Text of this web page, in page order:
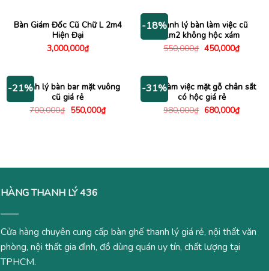
Bàn Giám Đốc Cũ Chữ L 2m4
Hiện Đại
3,000,000₫
-18%Thanh lý bàn làm việc cũ
1m2 không hộc xám
550,000₫ Giá
450,000₫Giá
hiện
-21%
Thanh lý bàn bar mặt vuông
cũ giá rẻ
700,000₫ Giá
550,000₫Giá
hiện
-31%
Bàn làm việc mặt gỗ chân sắt
có hộc giá rẻ
980,000₫ Giá
680,000₫Giá
hiện
HÀNG THANH LÝ 436
Cửa hàng chuyên cung cấp bàn ghế thanh lý giá rẻ, nội thất văn
phòng, nội thất gia đình, đồ dùng quán uy tín, chất lượng tại
TPHCM.